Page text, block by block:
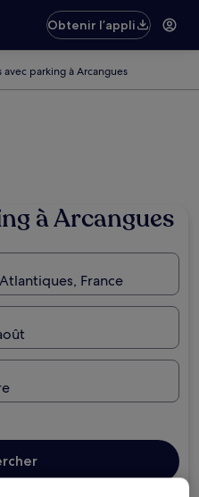
Obtenir l’appli
avec parking à Arcangues
à Arcangues
France